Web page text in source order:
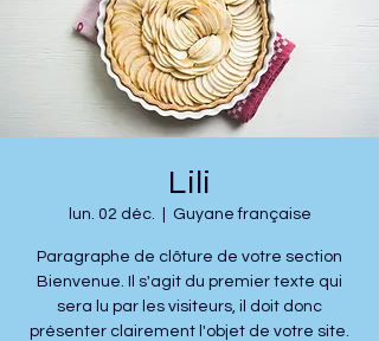
Lili
lun. 02 déc. Guyane française
Paragraphe de clôture de votre section
Bienvenue. Il s'agit du premier texte qui
sera lu par les visiteurs, il doit donc
présenter clairement l'objet de votre site.